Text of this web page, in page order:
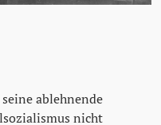
ablehnende
nicht